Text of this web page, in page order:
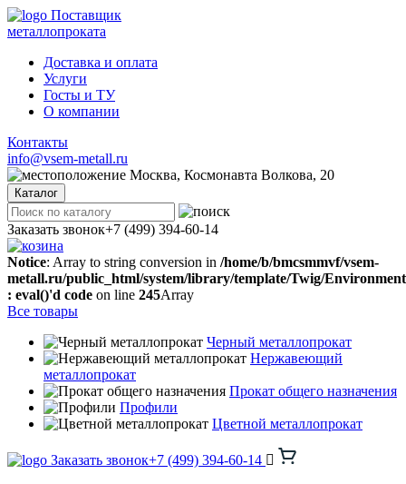
Поставщик
металлопроката
Доставка и оплата
Услуги
Госты и ТУ
О компании
Контакты
info@vsem-metall.ru
Москва, Космонавта Волкова, 20
Каталог
Заказать звонок+7 (499) 394-60-14
Notice: Array to string conversion in /home/b/bmcsmmvf/vsem-
metall.ru/public_html/system/library/template/Twig/
: eval()'d code on line 245Array
Все товары
Черный металлопрокат
Нержавеющий
металлопрокат
Прокат общего назначения
Профили
Цветной металлопрокат
Заказать звонок+7 (499) 394-60-14